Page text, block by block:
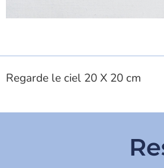
Regarde le ciel 20 X 20 cm